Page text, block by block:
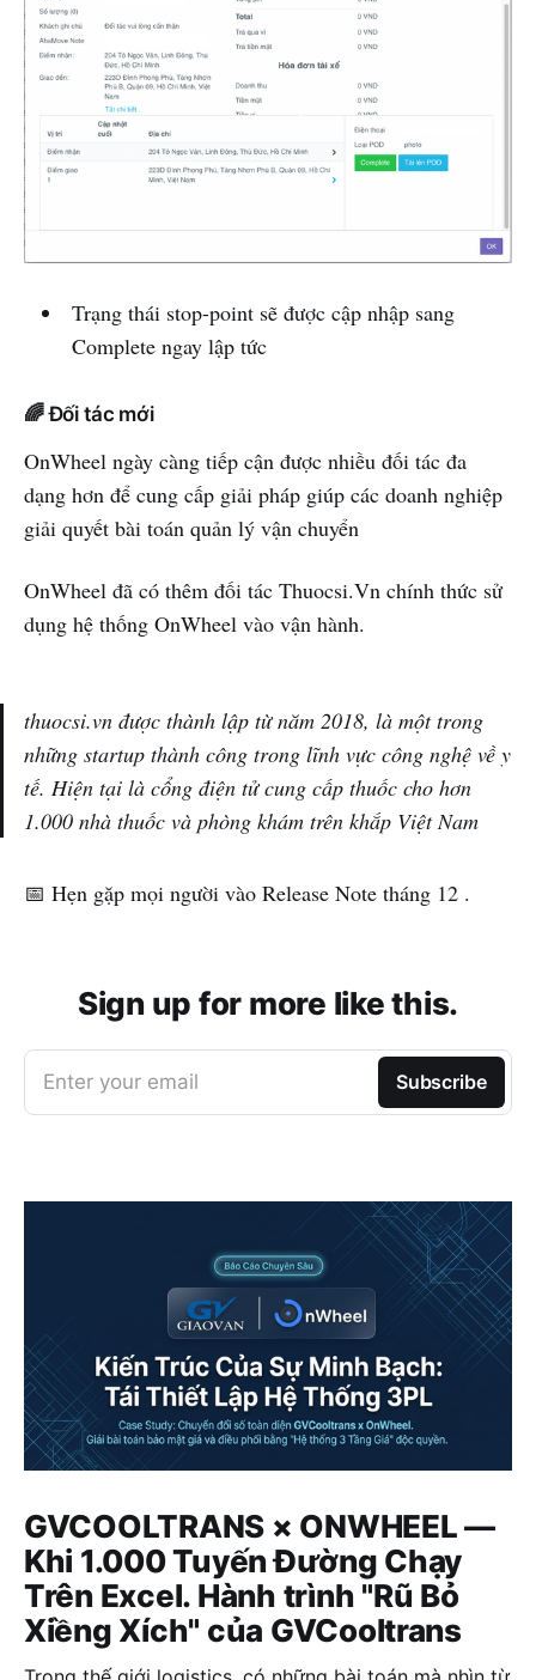
Trạng thái stop-point sẽ được cập nhập sang
Complete ngay lập tức
🌈 Đối tác mới
OnWheel ngày càng tiếp cận được nhiều đối tác đa
dạng hơn để cung cấp giải pháp giúp các doanh nghiệp
giải quyết bài toán quản lý vận chuyển
OnWheel đã có thêm đối tác Thuocsi.Vn chính thức sử
dụng hệ thống OnWheel vào vận hành.
thuocsi.vn được thành lập từ năm 2018, là một trong
những startup thành công trong lĩnh vực công nghệ về y
tế. Hiện tại là cổng điện tử cung cấp thuốc cho hơn
1.000 nhà thuốc và phòng khám trên khắp Việt Nam
📅 Hẹn gặp mọi người vào Release Note tháng 12 .
Sign up for more like this.
Enter your email Subscribe
GVCOOLTRANS × ONWHEEL —
Khi 1.000 Tuyến Đường Chạy
Trên Excel. Hành trình "Rũ Bỏ
Xiềng Xích" của GVCooltrans